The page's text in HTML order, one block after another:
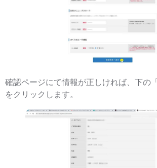
確認ページにて情報が正しければ、下の
をクリックします。